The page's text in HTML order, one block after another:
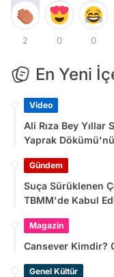
2 0 0
En Yeni
Video
Ali Rıza Bey Yıllar
Yaprak
Gündem
Suça Sürüklenen
TBMM'de Kabul
Magazin
Cansever Kimdir?
Genel Kültür